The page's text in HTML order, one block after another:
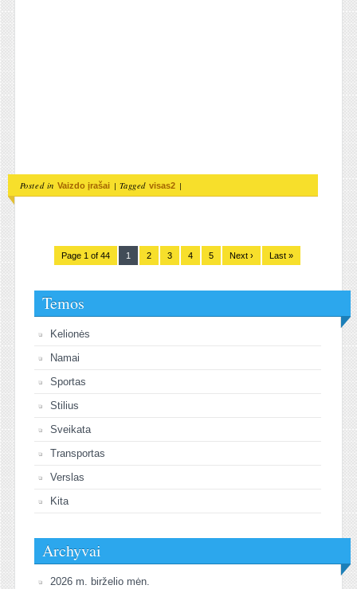
Posted in Vaizdo įrašai | Tagged visas2 |
Page 1 of 44 1 2 3 4 5 Next › Last »
Temos
Kelionės
Namai
Sportas
Stilius
Sveikata
Transportas
Verslas
Kita
Archyvai
2026 m. birželio mėn.